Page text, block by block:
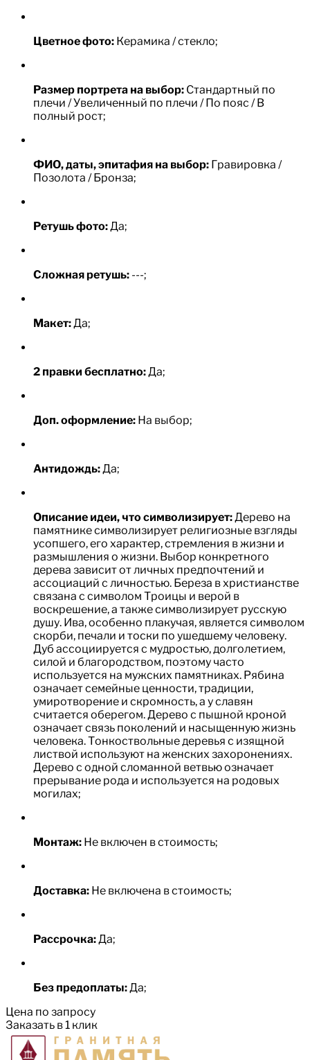
Цветное фото: Керамика / стекло;
Размер портрета на выбор: Стандартный по
плечи / Увеличенный по плечи / По пояс / В
полный рост;
ФИО, даты, эпитафия на выбор: Гравировка /
Позолота / Бронза;
Ретушь фото:Да;
Сложная ретушь: ---;
Макет:Да;
2 правки бесплатно:Да;
Доп. оформление: На выбор;
Антидождь:Да;
Описание идеи, что символизирует:Дерево на
памятнике символизирует религиозные взгляды
усопшего, его характер, стремления в жизни и
размышления о жизни. Выбор конкретного
дерева зависит от личных предпочтений и
ассоциаций с личностью. Береза в христианстве
связана с символом Троицы и верой в
воскрешение, а также символизирует русскую
душу. Ива, особенно плакучая, является символом
скорби, печали и тоски по ушедшему человеку.
Дуб ассоциируется с мудростью, долголетием,
силой и благородством, поэтому часто
используется на мужских памятниках. Рябина
означает семейные ценности, традиции,
умиротворение и скромность, а у славян
считается оберегом. Дерево с пышной кроной
означает связь поколений и насыщенную жизнь
человека. Тонкоствольные деревья с изящной
листвой используют на женских захоронениях.
Дерево с одной сломанной ветвью означает
прерывание рода и используется на родовых
могилах;
Монтаж: Не включен в стоимость;
Доставка: Не включена в стоимость;
Рассрочка:Да;
Без предоплаты:Да;
Цена по запросу
Заказать в 1 клик